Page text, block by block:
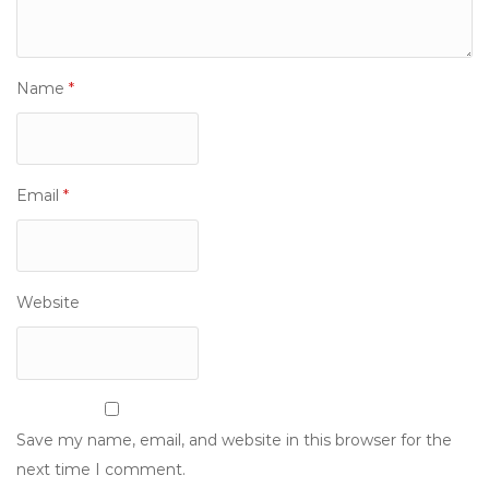
Name *
Email *
Website
Save my name, email, and website in this browser for the
next time I comment.